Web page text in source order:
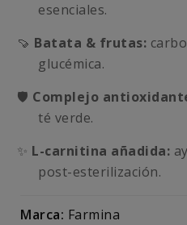
esenciales.
🍠 Batata & frutas:
glucémica.
🛡️ Complejo
té verde.
✨ L-carnitina añadida:
post-esterilización.
Marca: Farmina